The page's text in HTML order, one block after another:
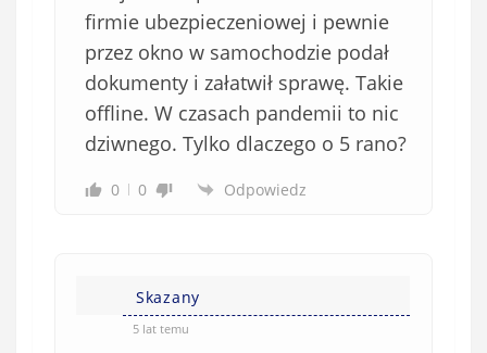
firmie ubezpieczeniowej i pewnie
przez okno w samochodzie podał
dokumenty i załatwił sprawę. Takie
offline. W czasach pandemii to nic
dziwnego. Tylko dlaczego o 5 rano?
0 0 Odpowiedz
Skazany
5 lat temu